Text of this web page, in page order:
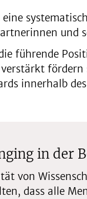
und
führende
innerhalb
in der
von
dass alle